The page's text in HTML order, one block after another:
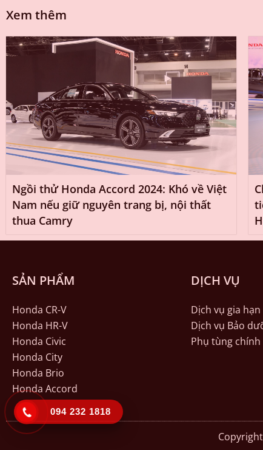
Xem thêm
Ngồi thử Honda Accord 2024: Khó về Việt
Nam nếu giữ nguyên trang bị, nội thất
thua Camry
SẢN PHẨM
Honda CR-V
Honda HR-V
Honda Civic
Honda City
Honda Brio
Honda Accord
DỊCH VỤ
Dịch vụ gia
Dịch vụ Bảo
Phụ tùng chính
094 232 1818